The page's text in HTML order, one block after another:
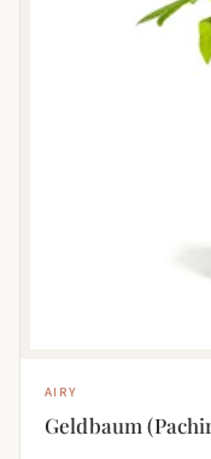
AIRY
Geldbaum